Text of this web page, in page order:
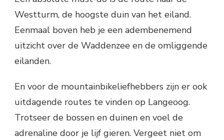
Westturm, de hoogste duin van het eiland.
Eenmaal boven heb je een adembenemend
uitzicht over de Waddenzee en de omliggende
eilanden.
En voor de mountainbikeliefhebbers zijn er ook
uitdagende routes te vinden op Langeoog.
Trotseer de bossen en duinen en voel de
adrenaline door je lijf gieren. Vergeet niet om